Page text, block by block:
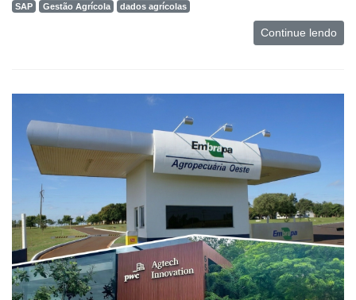
SAP
Gestão Agrícola dados agrícolas
Continue lendo